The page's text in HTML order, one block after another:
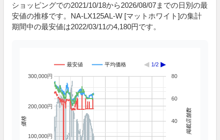
ショッピングでの2021/10/18から2026/08/07までの日別の最
安値の推移です。NA-LX125AL-W [マットホワイト]の集計
期間中の最安値は2022/03/11の4,180円です。
最安値 平均価格 1/2
100,000円
200,000円
300,000円
40
60
80
価格 掲載店舗数